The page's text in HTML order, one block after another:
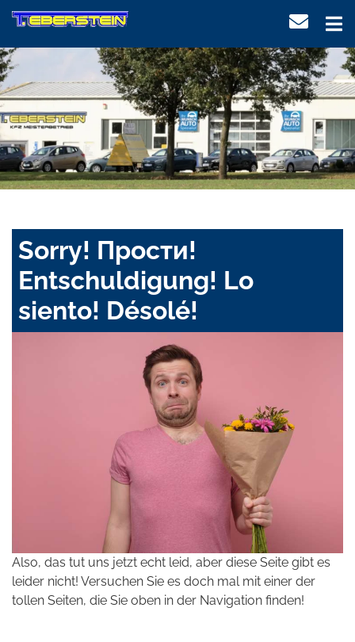
Sorry! Прости!
Entschuldigung! Lo
siento! Désolé!
Also, das tut uns jetzt echt leid, aber diese Seite gibt es
leider nicht! Versuchen Sie es doch mal mit einer der
tollen Seiten, die Sie oben in der Navigation finden!